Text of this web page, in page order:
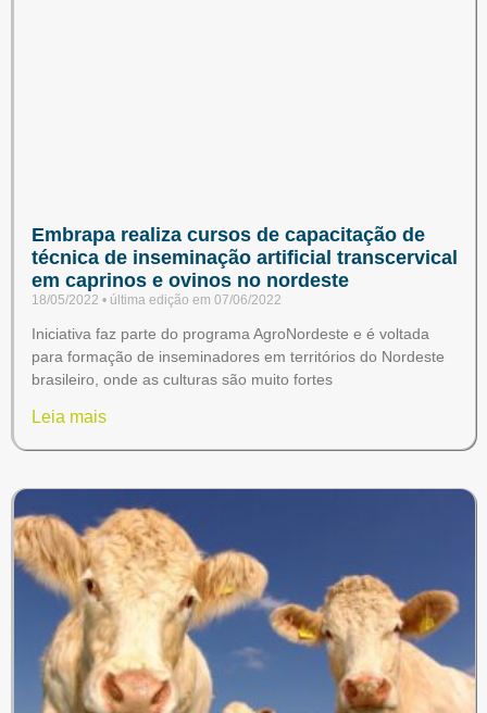
Embrapa realiza cursos de capacitação de
técnica de inseminação artificial transcervical
em caprinos e ovinos no nordeste
18/05/2022 07/06/2022
Iniciativa faz parte do programa AgroNordeste e é voltada
para formação de inseminadores em territórios do Nordeste
brasileiro, onde as culturas são muito fortes
Leia mais